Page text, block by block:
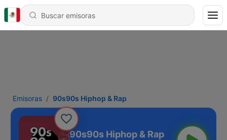
Emisoras 90s90s Hiphop & Rap
90s90s Hiphop & Rap